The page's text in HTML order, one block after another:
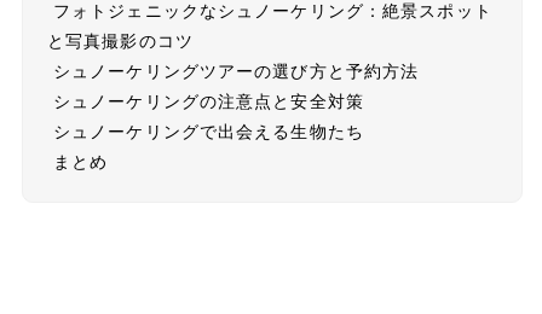
フォトジェニックなシュノーケリング：絶景スポット
と写真撮影のコツ
シュノーケリングツアーの選び方と予約方法
シュノーケリングの注意点と安全対策
シュノーケリングで出会える生物たち
まとめ